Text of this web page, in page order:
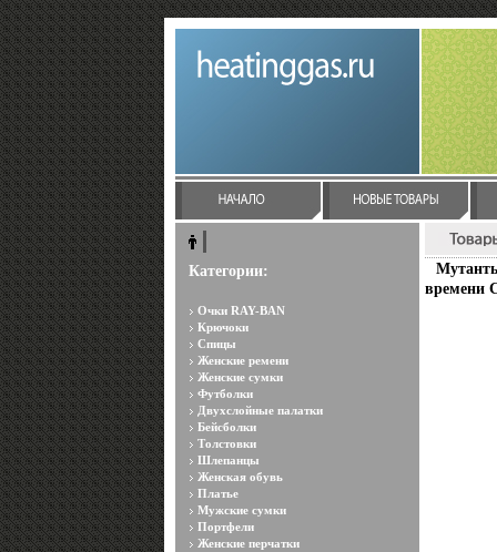
Категории:
Очки RAY-BAN
Крючоки
Спицы
Женские ремени
Женские сумки
Футболки
Двухслойные палатки
Бейсболки
Толстовки
Шлепанцы
Женская обувь
Платье
Мужские сумки
Портфели
Женские перчатки
времени